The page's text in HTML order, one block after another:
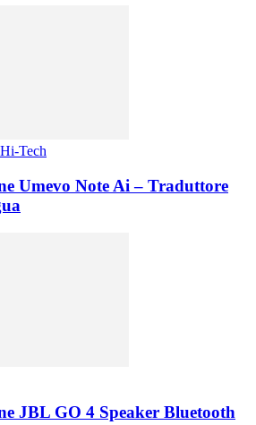
Tech
Umevo Note Ai – Traduttore
JBL GO 4 Speaker Bluetooth